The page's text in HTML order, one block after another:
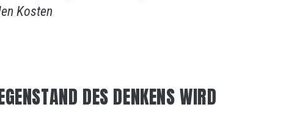
Kosten
DES DENKENS WIRD